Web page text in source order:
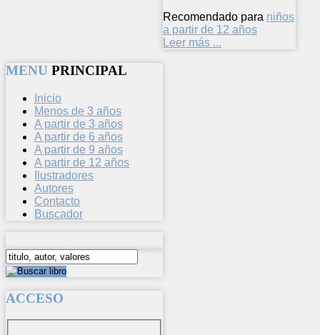
Recomendado para niños
a partir de 12 años
Leer más ...
MENU PRINCIPAL
Inicio
Menos de 3 años
A partir de 3 años
A partir de 6 años
A partir de 9 años
A partir de 12 años
Ilustradores
Autores
Contacto
Buscador
ACCESO